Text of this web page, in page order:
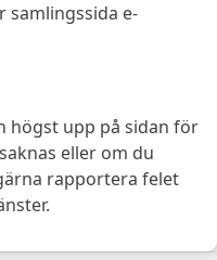
samlingssida e-
högst upp på sidan för
eller om du
rapportera felet